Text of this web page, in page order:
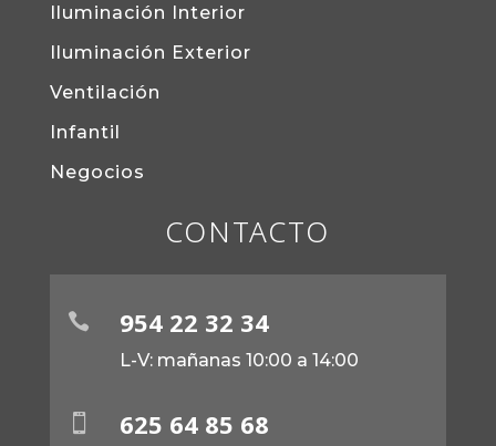
Iluminación Interior
Iluminación Exterior
Ventilación
Infantil
Negocios
CONTACTO
 954 22 32 34
L-V: mañanas 10:00 a 14:00
 625 64 85 68